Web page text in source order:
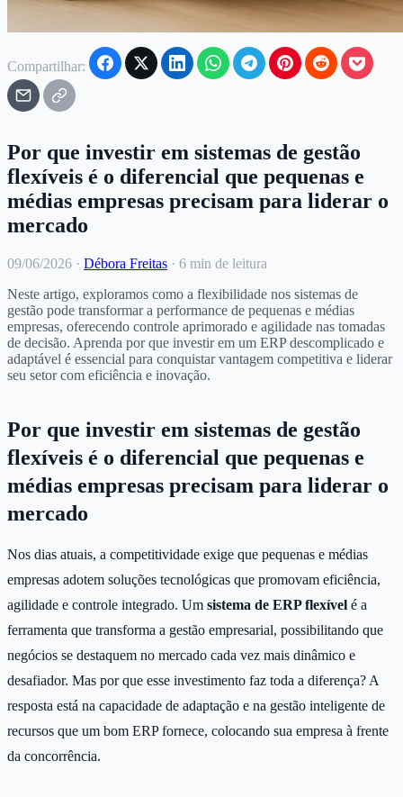
Compartilhar:
Por que investir em sistemas de gestão
flexíveis é o diferencial que pequenas e
médias empresas precisam para liderar o
mercado
09/06/2026 · Débora Freitas · 6 min de leitura
Neste artigo, exploramos como a flexibilidade nos sistemas de
gestão pode transformar a performance de pequenas e médias
empresas, oferecendo controle aprimorado e agilidade nas tomadas
de decisão. Aprenda por que investir em um ERP descomplicado e
adaptável é essencial para conquistar vantagem competitiva e liderar
seu setor com eficiência e inovação.
Por que investir em sistemas de gestão
flexíveis é o diferencial que pequenas e
médias empresas precisam para liderar o
mercado
Nos dias atuais, a competitividade exige que pequenas e médias
empresas adotem soluções tecnológicas que promovam eficiência,
agilidade e controle integrado. Um sistema de ERP flexível é a
ferramenta que transforma a gestão empresarial, possibilitando que
negócios se destaquem no mercado cada vez mais dinâmico e
desafiador. Mas por que esse investimento faz toda a diferença? A
resposta está na capacidade de adaptação e na gestão inteligente de
recursos que um bom ERP fornece, colocando sua empresa à frente
da concorrência.